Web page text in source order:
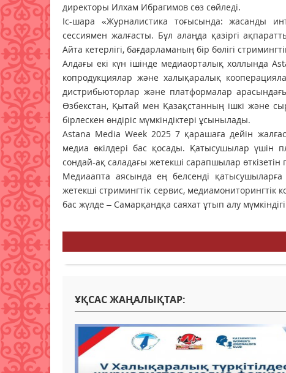
директоры Илхам Ибрагимов сөз сөйледі.
Іс-шара «Журналистика тоғысында: жасанды
сессиямен жалғасты. Бұл алаңда қазіргі
Айта кетерлігі, бағдарламаның бір бөлігі
Алдағы екі күн ішінде медиаорталық холлында
копродукциялар және халықаралық
дистрибьюторлар және платформалар арасындағы
Өзбекстан, Қытай мен Қазақстанның ішкі және
бірлескен өндіріс мүмкіндіктері ұсынылады.
Astana Media Week 2025 7 қарашаға дейін
медиа өкілдері бас қосады. Қатысушылар үшін
сондай-ақ саладағы жетекші сарапшылар
Медиаапта аясында ең белсенді
жетекші стримингтік сервис,
бас жүлде – Самарқандқа саяхат ұтып алу
ҰҚСАС ЖАҢАЛЫҚТАР: